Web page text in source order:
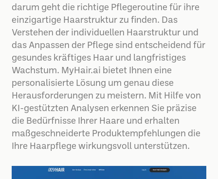
darum geht die richtige Pflegeroutine für ihre
einzigartige Haarstruktur zu finden. Das
Verstehen der individuellen Haarstruktur und
das Anpassen der Pflege sind entscheidend für
gesundes kräftiges Haar und langfristiges
Wachstum. MyHair.ai bietet Ihnen eine
personalisierte Lösung um genau diese
Herausforderungen zu meistern. Mit Hilfe von
KI-gestützten Analysen erkennen Sie präzise
die Bedürfnisse Ihrer Haare und erhalten
maßgeschneiderte Produktempfehlungen die
Ihre Haarpflege wirkungsvoll unterstützen.